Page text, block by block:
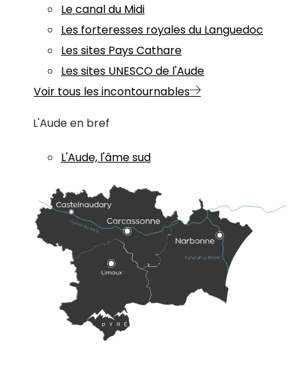
Le canal du Midi
Les forteresses royales du Languedoc
Les sites Pays Cathare
Les sites UNESCO de l'Aude
Voir tous les incontournables
L'Aude en bref
L'Aude, l'âme sud